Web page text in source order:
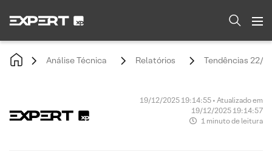
Análise Técnica Relatórios Tendências 22/
19/12/2025 19:14:55 • Atualizado em
19/12/2025 19:14:57
1 minuto de leitura